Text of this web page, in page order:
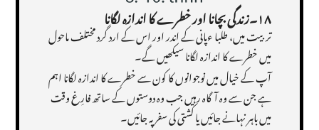
۱۸۔زندگی بچانا اور خطرے کا اندازہ لگانا
تربیت میں، طلبا ءپانی کے اندر اور اس کے ارد گرد مختلف ماحول
میں خطرے کا اندازہ لگانا سیکھیں گے۔
آپ کے خیال میں نوجوانوں کا کون سے خطرے کا اندازہ لگانا اہم
ہے جن سے وہ آگاہ رہیں جب وہ دوستوں کے ساتھ فارِغ وقت
میں باہر نہانے جائیں یا کشتی کی سفر پہ جائیں۔